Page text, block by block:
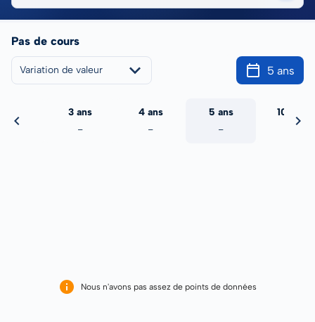
Pas de cours
Variation de valeur 5 ans
3 ans
-
4 ans
-
5 ans
-
10 ans
Nous n'avons pas assez de points de données